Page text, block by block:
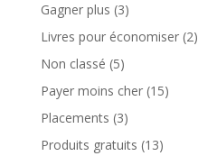
Gagner plus (3)
Livres pour économiser(2)
Non classé (5)
Payer moins cher(15)
Placements (3)
Produits gratuits (13)